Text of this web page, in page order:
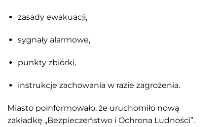
zasady ewakuacji,
sygnały alarmowe,
punkty zbiórki,
instrukcje zachowania w razie zagrożenia.
Miasto poinformowało, że uruchomiło nową
zakładkę „Bezpieczeństwo i Ochrona Ludności”.